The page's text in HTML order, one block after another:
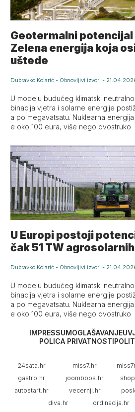
Geotermalni
Zelena energija koja
uštede
Dubravko Kolarić - Obnovljivi izvori -
U modelu budućeg klimatski
binacija vjetra i solarne energije
a po megavatsatu. Nuklearna
e oko 100 eura, više nego dvostruko
U Europi postoji
čak 51 TW
Dubravko Kolarić - Obnovljivi izvori -
U modelu budućeg klimatski
binacija vjetra i solarne energije
a po megavatsatu. Nuklearna
e oko 100 eura, više nego dvostruko
IMPRESSUMOGLAŠAVANJE
POLICA PRIVATNOSTI
24sata.hr miss7.hr
gastro.hr
joomboos.hr
autostart.hr
vecernji.hr
diva.hr
ordinacija.hr